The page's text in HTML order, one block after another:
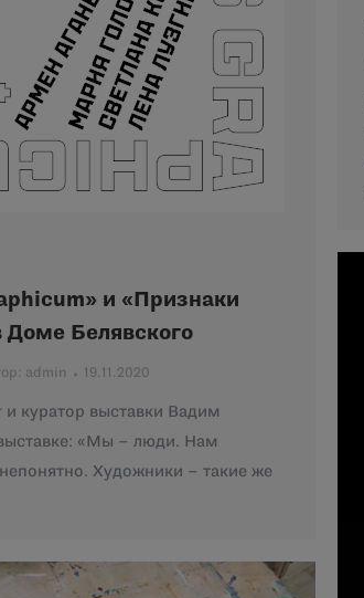
и «Признаки
Доме Белявского
admin 19.11.2020
и куратор выставки Вадим
«Мы – люди. Нам
Художники – такие же